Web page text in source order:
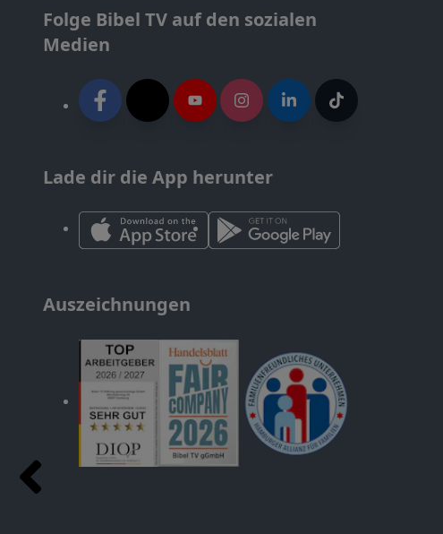
Folge Bibel TV auf den sozialen
Medien
Lade dir die App herunter
Auszeichnungen